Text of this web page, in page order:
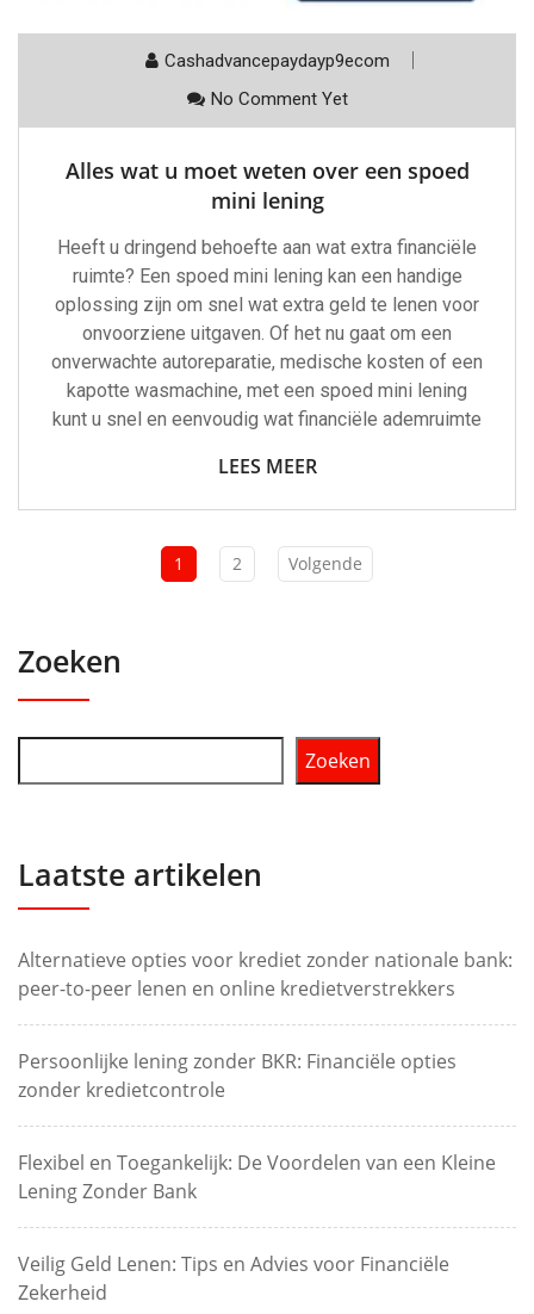
Cashadvancepaydayp9ecom
No Comment Yet
Alles wat u moet weten over een spoed
mini lening
Heeft u dringend behoefte aan wat extra financiële
ruimte? Een spoed mini lening kan een handige
oplossing zijn om snel wat extra geld te lenen voor
onvoorziene uitgaven. Of het nu gaat om een
onverwachte autoreparatie, medische kosten of een
kapotte wasmachine, met een spoed mini lening
kunt u snel en eenvoudig wat financiële ademruimte
LEES MEER
1 2 Volgende
Zoeken
Zoeken
Laatste artikelen
Alternatieve opties voor krediet zonder nationale bank:
peer-to-peer lenen en online kredietverstrekkers
Persoonlijke lening zonder BKR: Financiële opties
zonder kredietcontrole
Flexibel en Toegankelijk: De Voordelen van een Kleine
Lening Zonder Bank
Veilig Geld Lenen: Tips en Advies voor Financiële
Zekerheid